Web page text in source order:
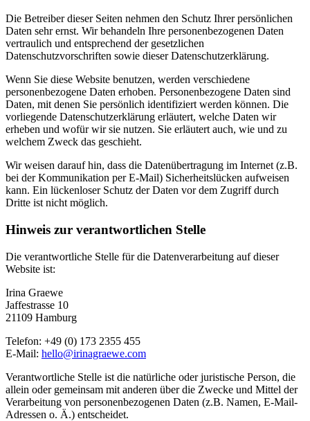
Die Betreiber dieser Seiten nehmen den Schutz Ihrer persönlichen
Daten sehr ernst. Wir behandeln Ihre personenbezogenen Daten
vertraulich und entsprechend der gesetzlichen
Datenschutzvorschriften sowie dieser Datenschutzerklärung.
Wenn Sie diese Website benutzen, werden verschiedene
personenbezogene Daten erhoben. Personenbezogene Daten sind
Daten, mit denen Sie persönlich identifiziert werden können. Die
vorliegende Datenschutzerklärung erläutert, welche Daten wir
erheben und wofür wir sie nutzen. Sie erläutert auch, wie und zu
welchem Zweck das geschieht.
Wir weisen darauf hin, dass die Datenübertragung im Internet (z.B.
bei der Kommunikation per E-Mail) Sicherheitslücken aufweisen
kann. Ein lückenloser Schutz der Daten vor dem Zugriff durch
Dritte ist nicht möglich.
Hinweis zur verantwortlichen Stelle
Die verantwortliche Stelle für die Datenverarbeitung auf dieser
Website ist:
Irina Graewe
Jaffestrasse 10
21109 Hamburg
Telefon: +49 (0) 173 2355 455
E-Mail: hello@irinagraewe.com
Verantwortliche Stelle ist die natürliche oder juristische Person, die
allein oder gemeinsam mit anderen über die Zwecke und Mittel der
Verarbeitung von personenbezogenen Daten (z.B. Namen, E-Mail-
Adressen o. Ä.) entscheidet.